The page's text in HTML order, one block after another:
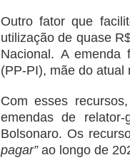
Outro fator que
utilização de quase
Nacional. A emenda
(PP-PI), mãe do atual
Com esses
emendas de
Bolsonaro. Os
pagar”ao longo de